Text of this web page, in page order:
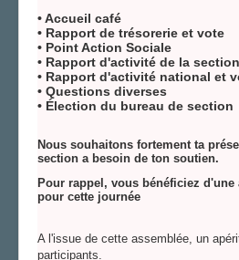
• Accueil café
• Rapport de trésorerie et vote
• Point Action Sociale
• Rapport d'activité de la
• Rapport d'activité national et
• Questions diverses
• Élection du bureau de section
Nous souhaitons fortement ta
section a besoin de ton soutien.
Pour rappel, vous bénéficiez
pour cette journée
A l'issue de cette assemblée, un
participants.